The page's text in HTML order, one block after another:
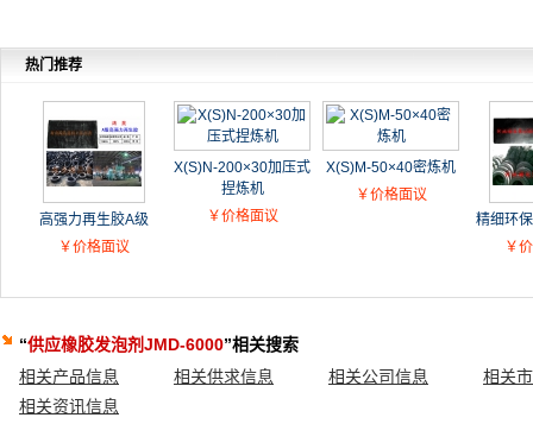
热门推荐
高强力再生胶A级
￥价格面议
X(S)N-200×30加压式
捏炼机
￥价格面议
X(S)M-50×40密炼机
￥价格面议
精细环
￥
“供应橡胶发泡剂JMD-6000”相关搜索
相关产品信息
相关供求信息 相关公司信息
相关
相关资讯信息